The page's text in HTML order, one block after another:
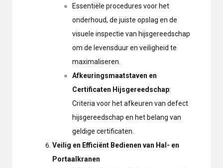
Essentiële procedures voor het
onderhoud, de juiste opslag en de
visuele inspectie van hijsgereedschap
om de levensduur en veiligheid te
maximaliseren.
Afkeuringsmaatstaven en
Certificaten Hijsgereedschap:
Criteria voor het afkeuren van defect
hijsgereedschap en het belang van
geldige certificaten.
Veilig en Efficiënt Bedienen van Hal- en
Portaalkranen